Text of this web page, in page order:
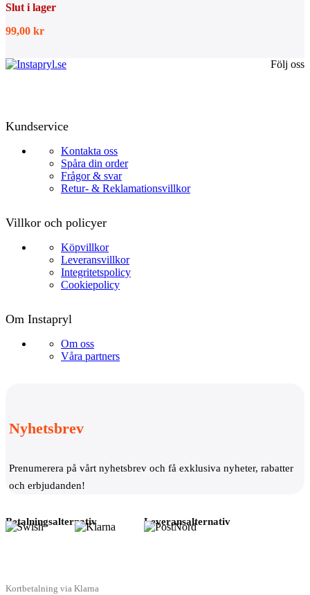
Slut i lager
99,00 kr
Följ oss
Kundservice
Kontakta oss
Spåra din order
Frågor & svar
Retur- & Reklamationsvillkor
Villkor och policyer
Köpvillkor
Leveransvillkor
Integritetspolicy
Cookiepolicy
Om Instapryl
Om oss
Våra partners
Nyhetsbrev
Prenumerera på vårt nyhetsbrev och få exklusiva nyheter, rabatter
och erbjudanden!
Betalningsalternativ
Kortbetalning via Klarna
Leveransalternativ